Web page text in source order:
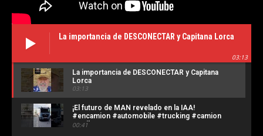
La importancia de DESCONECTAR y Capitana Lorca
03:13
La importancia de DESCONECTAR y Capitana
Lorca
03:13
¡El futuro de MAN revelado en la IAA!
#encamion #automobile #trucking #camion
#trailer #transporte
00:41